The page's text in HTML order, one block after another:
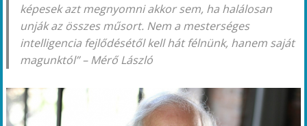
képesek azt megnyomni akkor sem, ha halálosan
unják az összes műsort. Nem a mesterséges
intelligencia fejlődésétől kell hátfélnünk, hanem saját
magunktól” – Mérő László